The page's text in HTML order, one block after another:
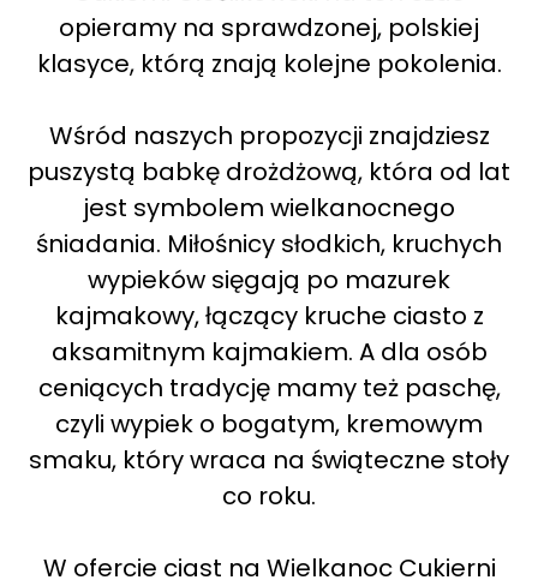
opieramy na sprawdzonej, polskiej
klasyce, którą znają kolejne pokolenia.
Wśród naszych propozycji znajdziesz
puszystą babkę drożdżową, która od lat
jest symbolem wielkanocnego
śniadania. Miłośnicy słodkich, kruchych
wypieków sięgają po mazurek
kajmakowy, łączący kruche ciasto z
aksamitnym kajmakiem. A dla osób
ceniących tradycję mamy też paschę,
czyli wypiek o bogatym, kremowym
smaku, który wraca na świąteczne stoły
co roku.
W ofercie ciast na Wielkanoc Cukierni